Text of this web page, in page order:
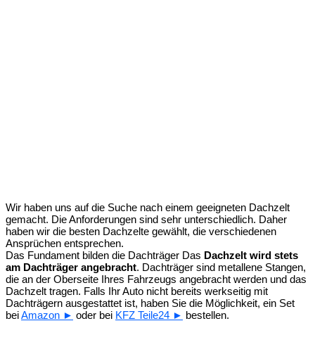
Wir haben uns auf die Suche nach einem geeigneten Dachzelt
gemacht. Die Anforderungen sind sehr unterschiedlich. Daher
haben wir die besten Dachzelte gewählt, die verschiedenen
Ansprüchen entsprechen.
Das Fundament bilden die Dachträger Das Dachzelt wird stets
am Dachträger angebracht. Dachträger sind metallene Stangen,
die an der Oberseite Ihres Fahrzeugs angebracht werden und das
Dachzelt tragen. Falls Ihr Auto nicht bereits werkseitig mit
Dachträgern ausgestattet ist, haben Sie die Möglichkeit, ein Set
beiAmazon ► oder bei KFZ Teile24 ► bestellen.